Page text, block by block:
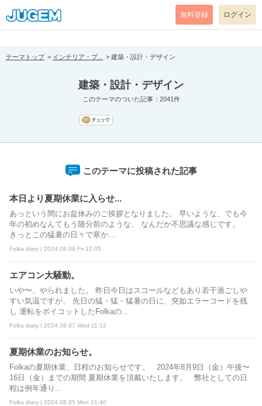
[pear_error: message="Success" code=0 mode=return level=notice
prefix="" info=""]
無料登録 ログイン
テーマトップ インテリア・プ... 建築・設計・デザイン
建築・設計・デザイン
このテーマのついた記事：2041件
このテーマに投稿された記事
本日より夏期休業に入らせ...
あっという間にお盆休みのご挨拶となりました。 早いような、でも今
年の初めなんてもう随分前のような、 なんだか不思議な感じです。
きっとこの猛暑の日々で寒か...
Folka diary | 2024.08.09 Fri 12:05
エアコン大騒動。
いや〜、やられました。 昨日今日はスコールなどもあり若干過ごしや
すい気温ですが、 先日の猛・猛・猛暑の日に、突如エラーコードを残
し 運転をボイコットしたFolkaの...
Folka diary | 2024.08.07 Wed 11:12
夏期休業のお知らせ。
Folkaの夏期休業、日程のお知らせです。 2024年8月9日（金）午後〜
16日（金）までの期間 夏期休業を頂戴いたします。 弊社としての日
程は例年通り...
Folka diary | 2024.08.05 Mon 21:40